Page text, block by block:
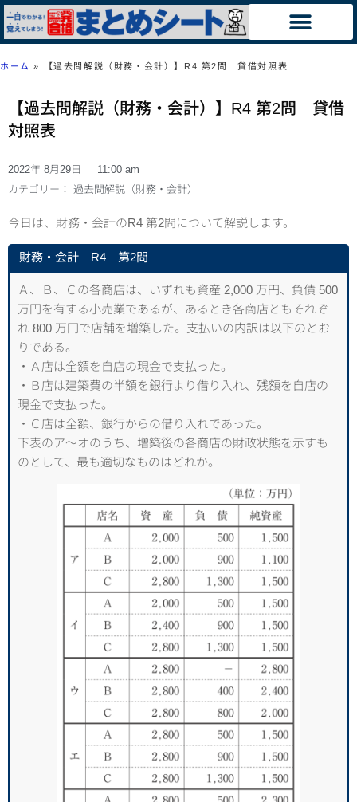
ホーム » 【過去問解説（財務・会計）】R4 第2問 貸借対照表
【過去問解説（財務・会計）】R4 第2問 貸借
対照表
2022年 8月29日
11:00 am
カテゴリー： 過去問解説（財務・会計）
今日は、財務・会計のR4 第2問について解説します。
財務・会計 R4 第2問
Ａ、Ｂ、Ｃの各商店は、いずれも資産 2,000 万円、負債 500
万円を有する小売業であるが、あるとき各商店ともそれぞ
れ 800 万円で店舗を増築した。支払いの内訳は以下のとお
りである。
・Ａ店は全額を自店の現金で支払った。
・Ｂ店は建築費の半額を銀行より借り入れ、残額を自店の
現金で支払った。
・Ｃ店は全額、銀行からの借り入れであった。
下表のア～オのうち、増築後の各商店の財政状態を示すも
のとして、最も適切なものはどれか。